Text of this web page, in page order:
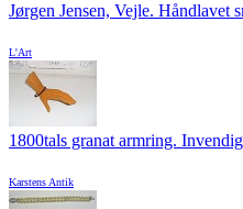
Jørgen Jensen, Vejle. Håndlavet
L'Art
1800tals granat armring.
Karstens Antik